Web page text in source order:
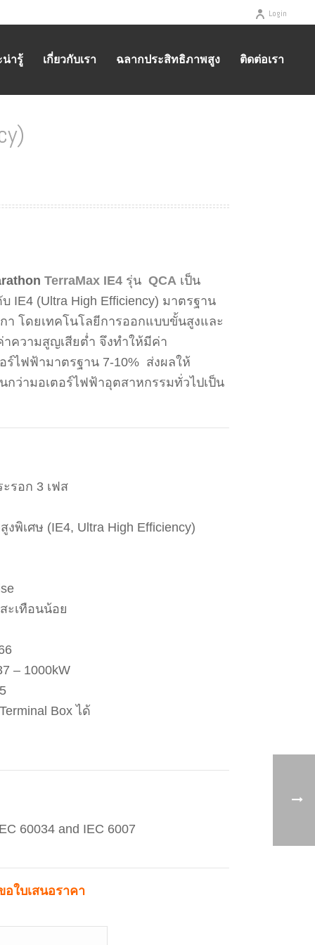
Login
น่ารู้ เกี่ยวกับเรา ฉลากประสิทธิภาพสูง ติดต่อเรา
TerraMax IE4 รุ่น QCA เป็น
IE4 (Ultra High Efficiency) มาตรฐาน
า โดยเทคโนโลยีการออกแบบขั้นสูงและ
ความสูญเสียต่ำ จึงทำให้มีค่า
ร์ไฟฟ้ามาตรฐาน 7-10% ส่งผลให้
ว่ามอเตอร์ไฟฟ้าอุตสาหกรรมทั่วไปเป็น
รอก 3 เฟส
พิเศษ (IE4, Ultra High Efficiency)
ะเทือนน้อย
– 1000kW
Box ได้
60034 and IEC 6007
อใบเสนอราคา